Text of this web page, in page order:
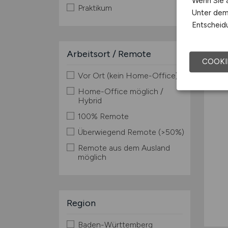
Praktikum
Arbeitsort / Remote
Vor Ort (kein Home-Office)
Home-Office möglich /
Hybrid
100% Remote
Überwiegend Remote (>50%)
Remote aus dem Ausland
möglich
Region
Baden-Württemberg
Unter